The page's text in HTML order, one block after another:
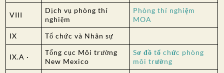
VIII
Dịch vụ phòng thí
nghiệm
Phòng thí nghiệm
MOA
IX
Tổ chức và Nhân sự
IX.A ·
Tổng cục Môi trường
New Mexico
Sơ đồ tổ chức phòng
môi trường